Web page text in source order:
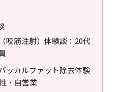
咬筋注射）体験談：20代
ッカルファット除去体験
・自営業